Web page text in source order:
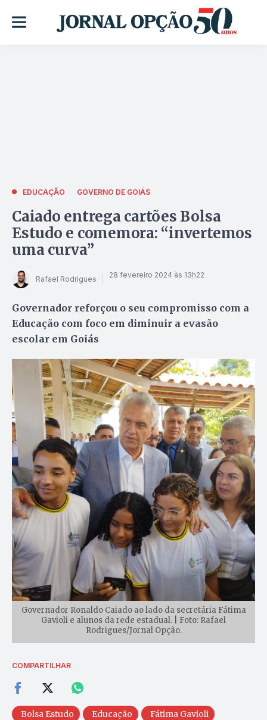
EDUCAÇÃO GOVERNO DE GOIÁS
Caiado entrega cartões Bolsa
Estudo e comemora: “invertemos
uma curva”
Rafael Rodrigues 28 fevereiro 2024 às 13h22
Governador reforçou o seu compromisso com a
Educação com foco em diminuir a evasão
escolar em Goiás
Governador Ronaldo Caiado ao lado da secretária Fátima
Gavioli e alunos da rede estadual. | Foto: Rafael
Rodrigues/Jornal Opção.
COMPARTILHAR
Bolsa Estudo Educação
Fátima Gavioli